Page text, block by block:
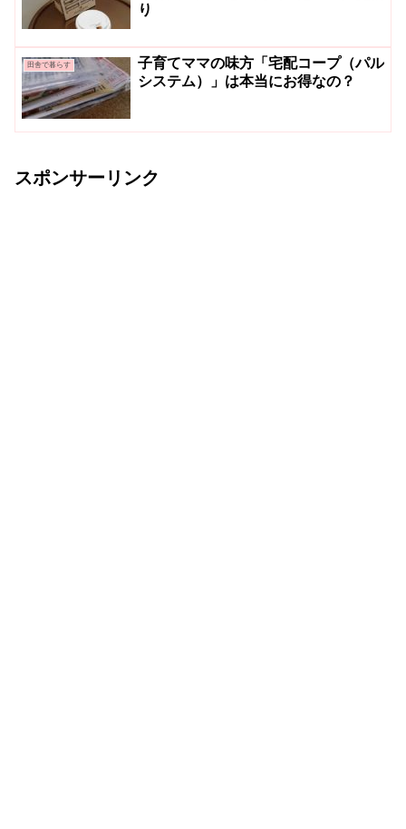
り
田舎で暮らす
子育てママの味方「宅配コープ（パル
システム）」は本当にお得なの？
スポンサーリンク